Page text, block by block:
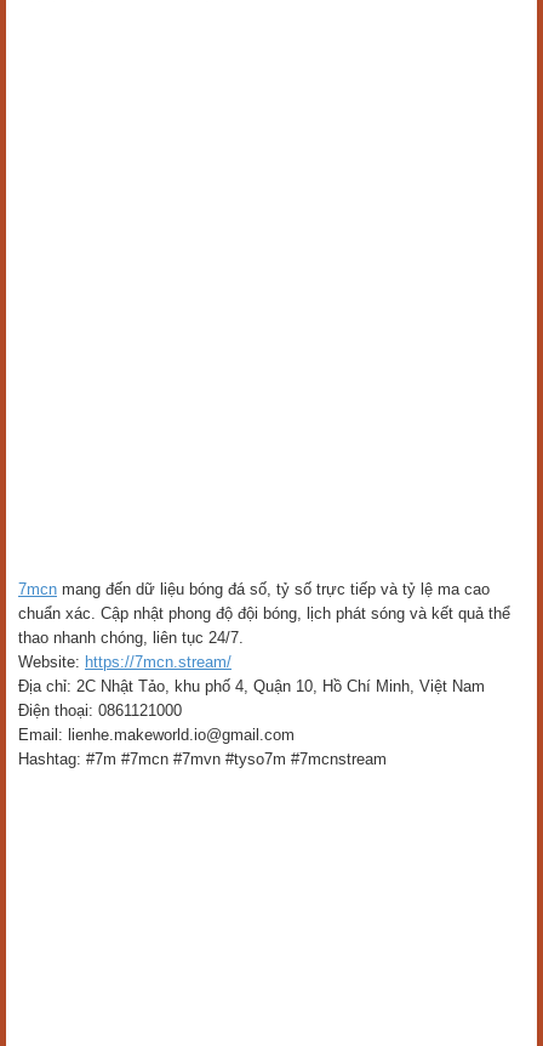
7mcn mang đến dữ liệu bóng đá số, tỷ số trực tiếp và tỷ lệ ma cao
chuẩn xác. Cập nhật phong độ đội bóng, lịch phát sóng và kết quả thể
thao nhanh chóng, liên tục 24/7.
Website: https://7mcn.stream/
Địa chỉ: 2C Nhật Tảo, khu phố 4, Quận 10, Hồ Chí Minh, Việt Nam
Điện thoại: 0861121000
Email: lienhe.makeworld.io@gmail.com
Hashtag: #7m #7mcn #7mvn #tyso7m #7mcnstream